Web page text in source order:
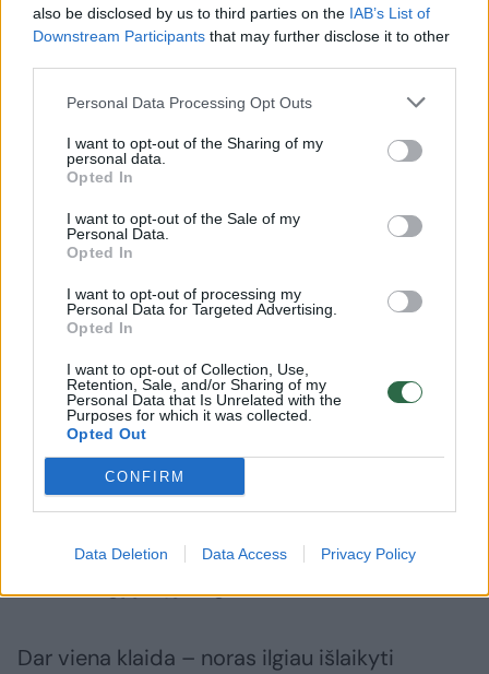
also be disclosed by us to third parties on the IAB’s List of
Downstream Participants that may further disclose it to other
Personal Data Processing Opt Outs
I want to opt-out of the Sharing of my
personal data.
Opted In
I want to opt-out of the Sale of my
Personal Data.
Opted In
I want to opt-out of processing my
Personal Data for Targeted Advertising.
Opted In
I want to opt-out of Collection, Use,
Retention, Sale, and/or Sharing of my
Personal Data that Is Unrelated with the
Purposes for which it was collected.
Opted Out
CONFIRM
Data Deletion Data Access Privacy Policy
Didžialapėms hortenzijoms saugiau vengti
stipresnio kirpimo. Jei žiedyną vis dėlto
norima pašalinti, reikėtų nukirpti tik patį
nužydėjusį žiedą ir neleistis giliai žemyn į ūglį.
Rudenį palikti seni žiedynai augalui paprastai
nepakenkia, o sode jie gali dekoratyviai
hortenzijos, pavyzdžiui, populiarioji
‘Annabelle’. Jos žydi ant naujų ūglių, todėl
pagrindinis jų genėjimas paprastai
atliekamas žiemos pabaigoje arba ankstyvą
pavasarį.
Dar viena klaida – noras ilgiau išlaikyti